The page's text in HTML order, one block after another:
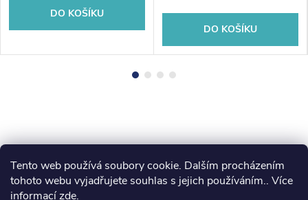
Tento web používá soubory cookie. Dalším procházením
tohoto webu vyjadřujete souhlas s jejich používáním.. Více
informacízde.
DO KOŠÍKU
DO KOŠÍKU
Z
koupelny-sanita.cz kupelne-online.sk